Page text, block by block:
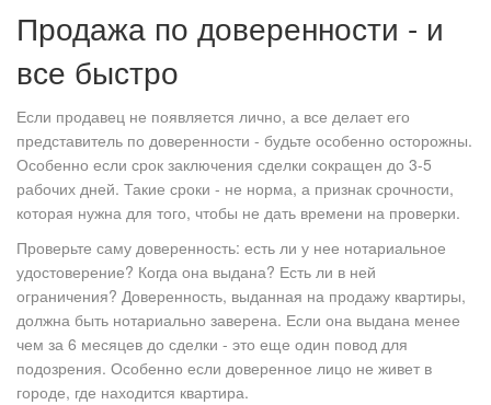
Продажа по доверенности - и
все быстро
Если продавец не появляется лично, а все делает его
представитель по доверенности - будьте особенно осторожны.
Особенно если срок заключения сделки сокращен до 3-5
рабочих дней. Такие сроки - не норма, а признак срочности,
которая нужна для того, чтобы не дать времени на проверки.
Проверьте саму доверенность: есть ли у нее нотариальное
удостоверение? Когда она выдана? Есть ли в ней
ограничения? Доверенность, выданная на продажу квартиры,
должна быть нотариально заверена. Если она выдана менее
чем за 6 месяцев до сделки - это еще один повод для
подозрения. Особенно если доверенное лицо не живет в
городе, где находится квартира.